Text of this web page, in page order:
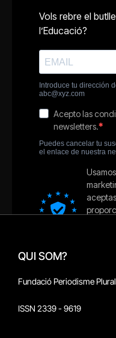
QUI SOM?
Fundació Periodisme Plural
ISSN 2339 - 9619